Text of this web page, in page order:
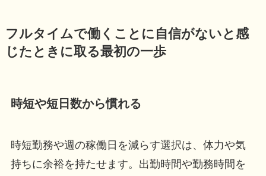
フルタイムで働くことに自信がないと感
じたときに取る最初の一歩
時短や短日数から慣れる
時短勤務や週の稼働日を減らす選択は、体力や気
持ちに余裕を持たせます。出勤時間や勤務時間を